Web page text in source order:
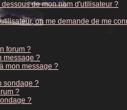
de mon nom d'utilisateur ?
on me demande de me
forum ?
message ?
mon message ?
sondage ?
?
?